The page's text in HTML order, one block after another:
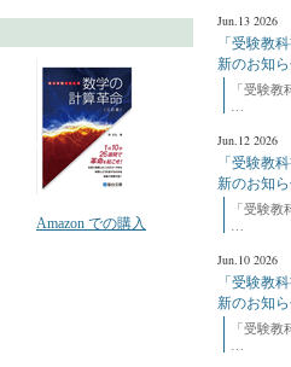
Amazon での購入
Jun.13 2026
「受験教
新のお知
「受験
Jun.12 2026
「受験教
新のお知
「受験
Jun.10 2026
「受験教
新のお知
「受験